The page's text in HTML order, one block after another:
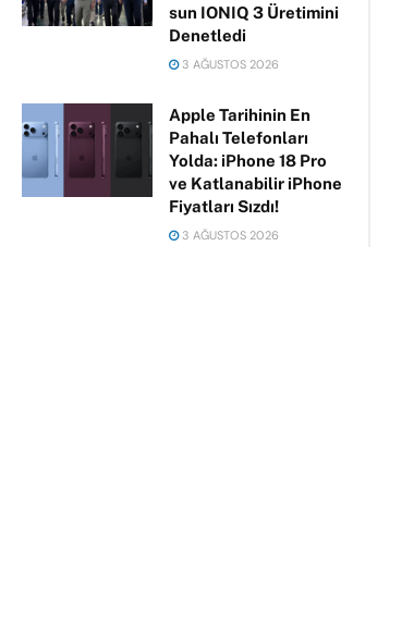
sun IONIQ 3 Üretimini
Denetledi
3 AĞUSTOS 2026
Apple Tarihinin En
Pahalı Telefonları
Yolda: iPhone 18 Pro
ve Katlanabilir iPhone
Fiyatları Sızdı!
3 AĞUSTOS 2026